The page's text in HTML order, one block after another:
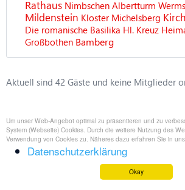
Um unser Web-Angebot optimal zu präsentieren und zu
System (Webseite) Cookies. Durch die weitere Nutzung des
Verwendung von Cookies zu. Näheres dazu erfahren Sie in
Datenschutzerklärung
Okay
Rathaus Nimbschen Albertturm
Mildenstein Kloster Michelsberg
Die romanische Basilika Hl. Kreuz
Großbothen Bamberg
Aktuell sind 42 Gäste und keine Mitglieder